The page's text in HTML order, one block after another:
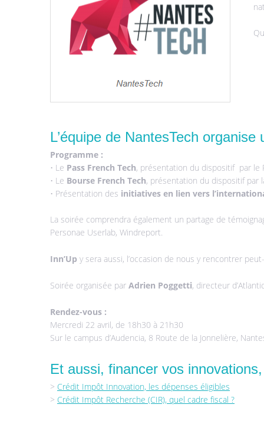
L’équipe de NantesTech
Programme :
• Le Pass French Tech, présentation du dispositif par le
• Le Bourse French Tech, présentation du dispositif par
• Présentation des initiatives en lien vers
La soirée comprendra également un partage de
Personae Userlab, Windreport.
Inn’Up y sera aussi, l’occasion de nous y rencontrer
Soirée organisée par Adrien Poggetti, directeur
Rendez-vous :
Mercredi 22 avril, de 18h30 à 21h30
Sur le campus d’Audencia, 8 Route de la Jonnelière,
Et aussi, financer vos
> Crédit Impôt Innovation, les dépenses éligibles
> Crédit Impôt Recherche (CIR), quel cadre fiscal ?